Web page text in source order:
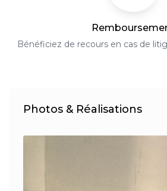
Bénéficiez de recours en cas de
Photos & Réalisations